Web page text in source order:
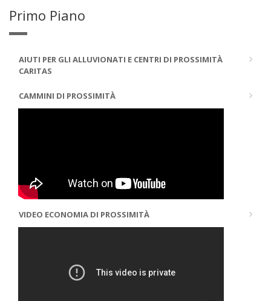
Primo Piano
AIUTI PER GLI ALLUVIONATI E CENTRI DI PROSSIMITÀ
CARITAS
CAMMINI DI PROSSIMITÀ
VIDEO ECONOMIA DI PROSSIMITÀ